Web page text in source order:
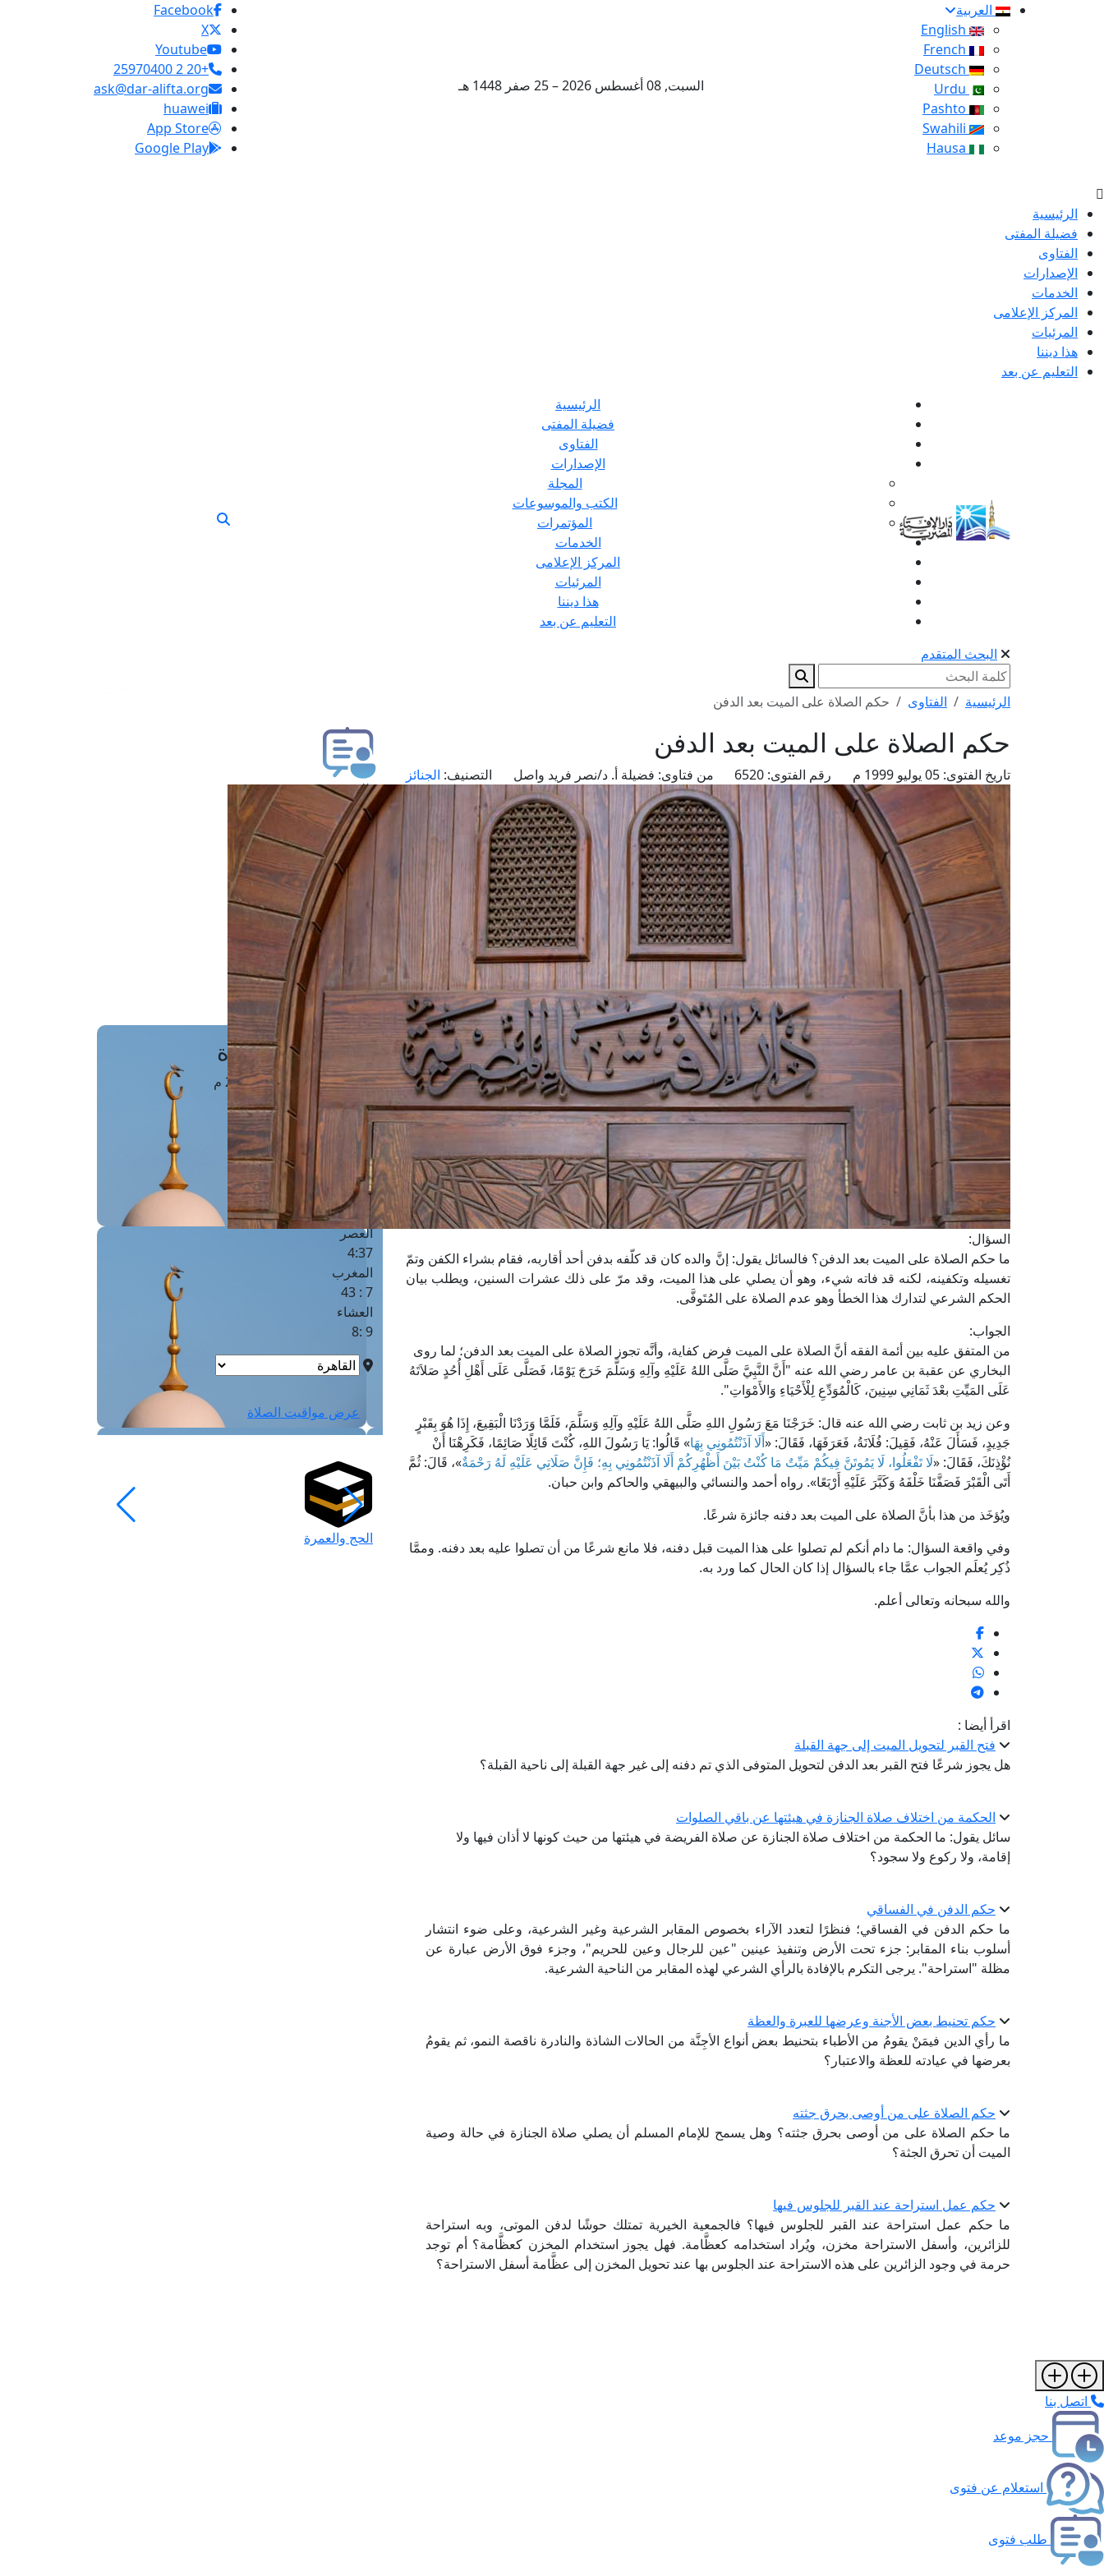
العربية
السبت, 08 أغسطس 2026 – 25 صفر 1448 هـ
Facebook
X
Youtube
+20 2 25970400
ask@dar-alifta.org
huawei
App Store
Google Play
الرئيسية
فضيلة المفتى
الفتاوى
الإصدارات
الخدمات
المركز الإعلامى
المرئيات
هذا ديننا
التعليم عن بعد
الرئيسية
فضيلة المفتى
الفتاوى
الإصدارات
المجلة
الكتب والموسوعات
المؤتمرات
الخدمات
المركز الإعلامى
المرئيات
هذا ديننا
التعليم عن بعد
البحث المتقدم
الرئيسية الفتاوى حكم الصلاة على الميت بعد الدفن
حكم الصلاة على الميت بعد الدفن
تاريخ الفتوى: رقم الفتوى: من فتاوى: فضيلة أ. د/نصر فريد واصل التصنيف: الجنائز
السؤال:
ما حكم الصلاة على الميت بعد الدفن؟ فالسائل يقول: إنَّ والده كان قد كلّفه بدفن أحد أقاربه، فقام بشراء الكفن وتمّ
تغسيله وتكفينه، لكنه قد فاته شيء، وهو أن يصلي على هذا الميت، وقد مرّ على ذلك عشرات السنين، ويطلب بيان
الحكم الشرعي لتدارك هذا الخطأ وهو عدم الصلاة على المُتَوفَّى.
الجواب:
من المتفق عليه بين أئمة الفقه أنَّ الصلاة على الميت فرض كفاية، وأنَّه تجوز الصلاة على الميت بعد الدفن؛ لما روى
البخاري عن عقبة بن عامر رضي الله عنه "أَنَّ النَّبِيَّ صَلَّى اللهُ عَلَيْهِ وآلِهِ وَسَلَّمَ خَرَجَ يَوْمًا، فَصَلَّى عَلَى أَهْلِ أُحُدٍ صَلاَتَهُ
عَلَى المَيِّتِ بعْدَ ثَمَانِي سِنِينَ، كَالْمُوَدِّعِ لِلْأَحْيَاءِ وَالأَمْوَاتِ".
وعن زيد بن ثابت رضي الله عنه قال: خَرَجْنَا مَعَ رَسُولِ اللهِ صَلَّى اللهُ عَلَيْهِ وآلِهِ وَسَلَّمَ، فَلَمَّا وَرَدْنَا الْبَقِيعَ، إِذَا هُوَ بِقَبْرٍ
جَدِيدٍ، فَسَأَلَ عَنْهُ، فَقِيلَ: فُلَانَةُ، فَعَرَفَهَا، فَقَالَ: «أَلَا آذَنْتُمُونِي بِهَا» قَالُوا: يَا رَسُولَ اللهِ، كُنْتَ قَائِلًا صَائِمًا، فَكَرِهْنَا أَنْ
نُؤْذِنَكَ، فَقَالَ: «لَا تَفْعَلُوا، لَا يَمُوتَنَّ فِيكُمْ مَيِّتٌ مَا كُنْتُ بَيْنَ أَظْهُرِكُمْ أَلَا آذَنْتُمُونِي بِهِ؛ فَإِنَّ صَلَاتِي عَلَيْهِ لَهُ رَحْمَةٌ»، قَالَ: ثُمَّ
أَتَى الْقَبْرَ فَصَفَّنَا خَلْفَهُ وَكَبَّرَ عَلَيْهِ أَرْبَعًا». رواه أحمد والنسائي والبيهقي والحاكم وابن حبان.
ويُؤخَذ من هذا بأنَّ الصلاة على الميت بعد دفنه جائزة شرعًا.
وفي واقعة السؤال: ما دام أنكم لم تصلوا على هذا الميت قبل دفنه، فلا مانع شرعًا من أن تصلوا عليه بعد دفنه. وممَّا
ذُكِر يُعلَم الجواب عمَّا جاء بالسؤال إذا كان الحال كما ورد به.
والله سبحانه وتعالى أعلم.
اقرأ أيضا :
فتح القبر لتحويل الميت إلى جهة القبلة
هل يجوز شرعًا فتح القبر بعد الدفن لتحويل المتوفى الذي تم دفنه إلى غير جهة القبلة إلى ناحية القبلة؟
الحكمة من اختلاف صلاة الجنازة في هيئتها عن باقي الصلوات
سائل يقول: ما الحكمة من اختلاف صلاة الجنازة عن صلاة الفريضة في هيئتها من حيث كونها لا أذان فيها ولا
إقامة، ولا ركوع ولا سجود؟
حكم الدفن في الفساقي
ما حكم الدفن في الفساقي؛ فنظرًا لتعدد الآراء بخصوص المقابر الشرعية وغير الشرعية، وعلى ضوء انتشار
أسلوب بناء المقابر: جزء تحت الأرض وتنفيذ عينين "عين للرجال وعين للحريم"، وجزء فوق الأرض عبارة عن
مظلة "استراحة". يرجى التكرم بالإفادة بالرأي الشرعي لهذه المقابر من الناحية الشرعية.
حكم تحنيط بعض الأجنة وعرضها للعبرة والعظة
ما رأي الدين فيمَنْ يقومُ من الأطباء بتحنيط بعض أنواع الأجِنَّة من الحالات الشاذة والنادرة ناقصة النمو، ثم يقومُ
بعرضها في عيادته للعظة والاعتبار؟
حكم الصلاة على من أوصى بحرق جثته
ما حكم الصلاة على من أوصى بحرق جثته؟ وهل يسمح للإمام المسلم أن يصلي صلاة الجنازة في حالة وصية
الميت أن تحرق الجثة؟
حكم عمل استراحة عند القبر للجلوس فيها
ما حكم عمل استراحة عند القبر للجلوس فيها؟ فالجمعية الخيرية تمتلك حوشًا لدفن الموتى، وبه استراحة
للزائرين، وأسفل الاستراحة مخزن، ويُراد استخدامه كعظَّامة. فهل يجوز استخدام المخزن كعظَّامة؟ أم توجد
حرمة في وجود الزائرين على هذه الاستراحة عند الجلوس بها عند تحويل المخزن إلى عظَّامة أسفل الاستراحة؟
طلب فتوى
استعلام عن فتوى
حجز موعد
الفتوى الهاتفية
مَواقِيتُ الصَّـــلاة
القاهرة · 08 أغسطس 2026 م
الفجر
4 :42
الشروق
6 :18
الظهر
العصر
4:37
المغرب
7 : 43
العشاء
9 :8
عرض مواقيت الصلاة
الحج والعمرة
اتصل بنا
حجز موعد
استعلام عن فتوى
طلب فتوى